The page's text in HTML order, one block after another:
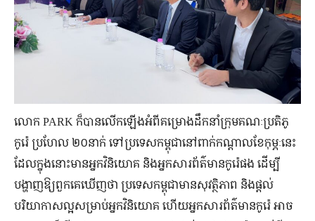
លោក PARK ក៏បានលើកឡើងអំពីគម្រោងដឹកនាំក្រុមគណៈប្រតិភូ
កូរ៉េ ប្រហែល ២០នាក់ ទៅប្រទេសកម្ពុជានៅពាក់កណ្តាលខែកុម្ភៈនេះ
ដែលក្នុងនោះមានអ្នកវិនិយោគ និងអ្នកសារព័ត៌មានកូរ៉េផង ដើម្បី
បង្ហាញឱ្យពួកគេឃើញថា ប្រទេសកម្ពុជាមានសុវត្ថិភាព និងផ្តល់
បរិយាកាសល្អសម្រាប់អ្នកវិនិយោគ ហើយអ្នកសារព័ត៌មានកូរ៉េ អាច